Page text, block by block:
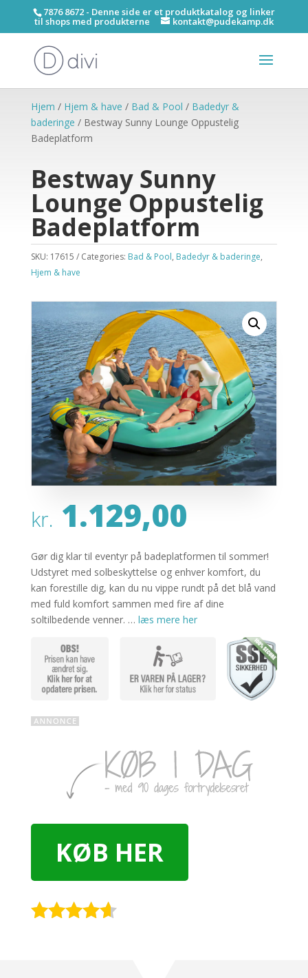
7876 8672 - Denne side er et produktkatalog og linker
til shops med produkterne kontakt@pudekamp.dk
Hjem / Hjem & have / Bad & Pool / Badedyr &
baderinge / Bestway Sunny Lounge Oppustelig
Badeplatform
Bestway Sunny
Lounge Oppustelig
Badeplatform
SKU: 17615 Categories: Bad & Pool, Badedyr & baderinge,
Hjem & have
kr. 1.129,00
Gør dig klar til eventyr på badeplatformen til sommer!
Udstyret med solbeskyttelse og enhver komfort, du
kan forestille dig, kan du nu vippe rundt på det blå vand
med fuld komfort sammen med fire af dine
soltilbedende venner. … læs mere her
KØB HER